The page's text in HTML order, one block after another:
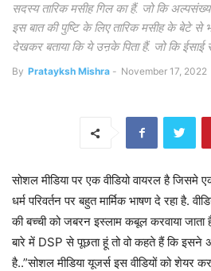
सदस्य तारिक मसीह गिल का हैं. जो कि
इस बात की पुष्टि के लिए तारिक मसीह के बेटे से
देखकर बताया कि ये उऩके पिता हैं. जो कि
By Pratayksh Mishra - November 17, 2022
सोशल मीडिया पर एक वीडियो वायरल है जिसमे
धर्म परिवर्तन पर बहुत मार्मिक भाषण दे रहा है.
की बच्ची को जबरन इस्लाम कबूल करवाया
बारे में DSP से पूछता हूं तो वो कहते हैं कि इसने
है..”सोशल मीडिया यूजर्स इस वीडियों को शेयर